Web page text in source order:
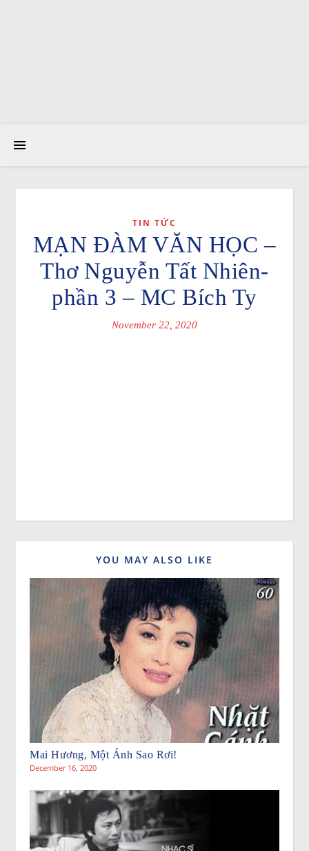
TIN TỨC
MẠN ĐÀM VĂN HỌC –
Thơ Nguyễn Tất Nhiên-
phần 3 – MC Bích Ty
November 22, 2020
YOU MAY ALSO LIKE
Mai Hương, Một Ánh Sao Rơi!
December 16, 2020